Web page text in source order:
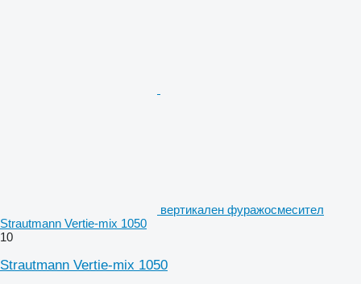
вертикален фуражосмесител
Strautmann Vertie-mix 1050
10
Strautmann Vertie-mix 1050